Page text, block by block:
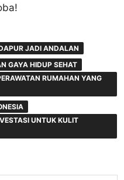
JADI ANDALAN
GAYA HIDUP SEHAT
RUMAHAN YANG
UNTUK KULIT